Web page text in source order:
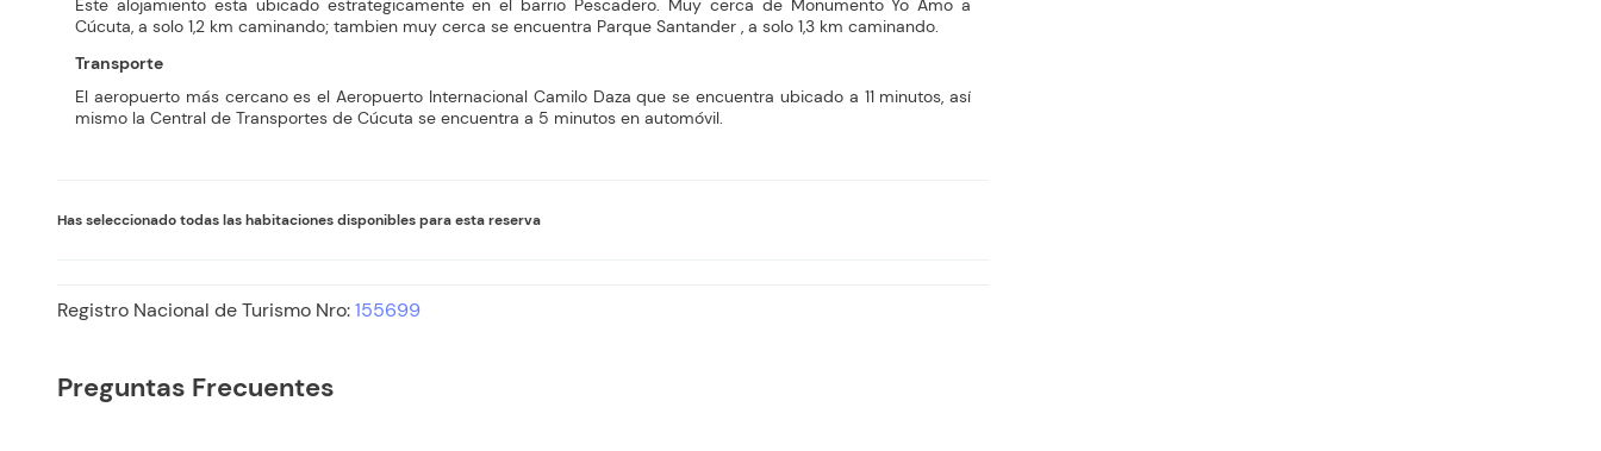
Este alojamiento esta ubicado estrategicamente en el barrio Pescadero. Muy cerca de Monumento Yo Amo a
Cúcuta, a solo 1,2 km caminando; tambien muy cerca se encuentra Parque Santander , a solo 1,3 km caminando.
Transporte
El aeropuerto más cercano es el Aeropuerto Internacional Camilo Daza que se encuentra ubicado a 11 minutos, así
mismo la Central de Transportes de Cúcuta se encuentra a 5 minutos en automóvil.
Has seleccionado todas las habitaciones disponibles para esta reserva
Registro Nacional de Turismo Nro:155699
Preguntas Frecuentes